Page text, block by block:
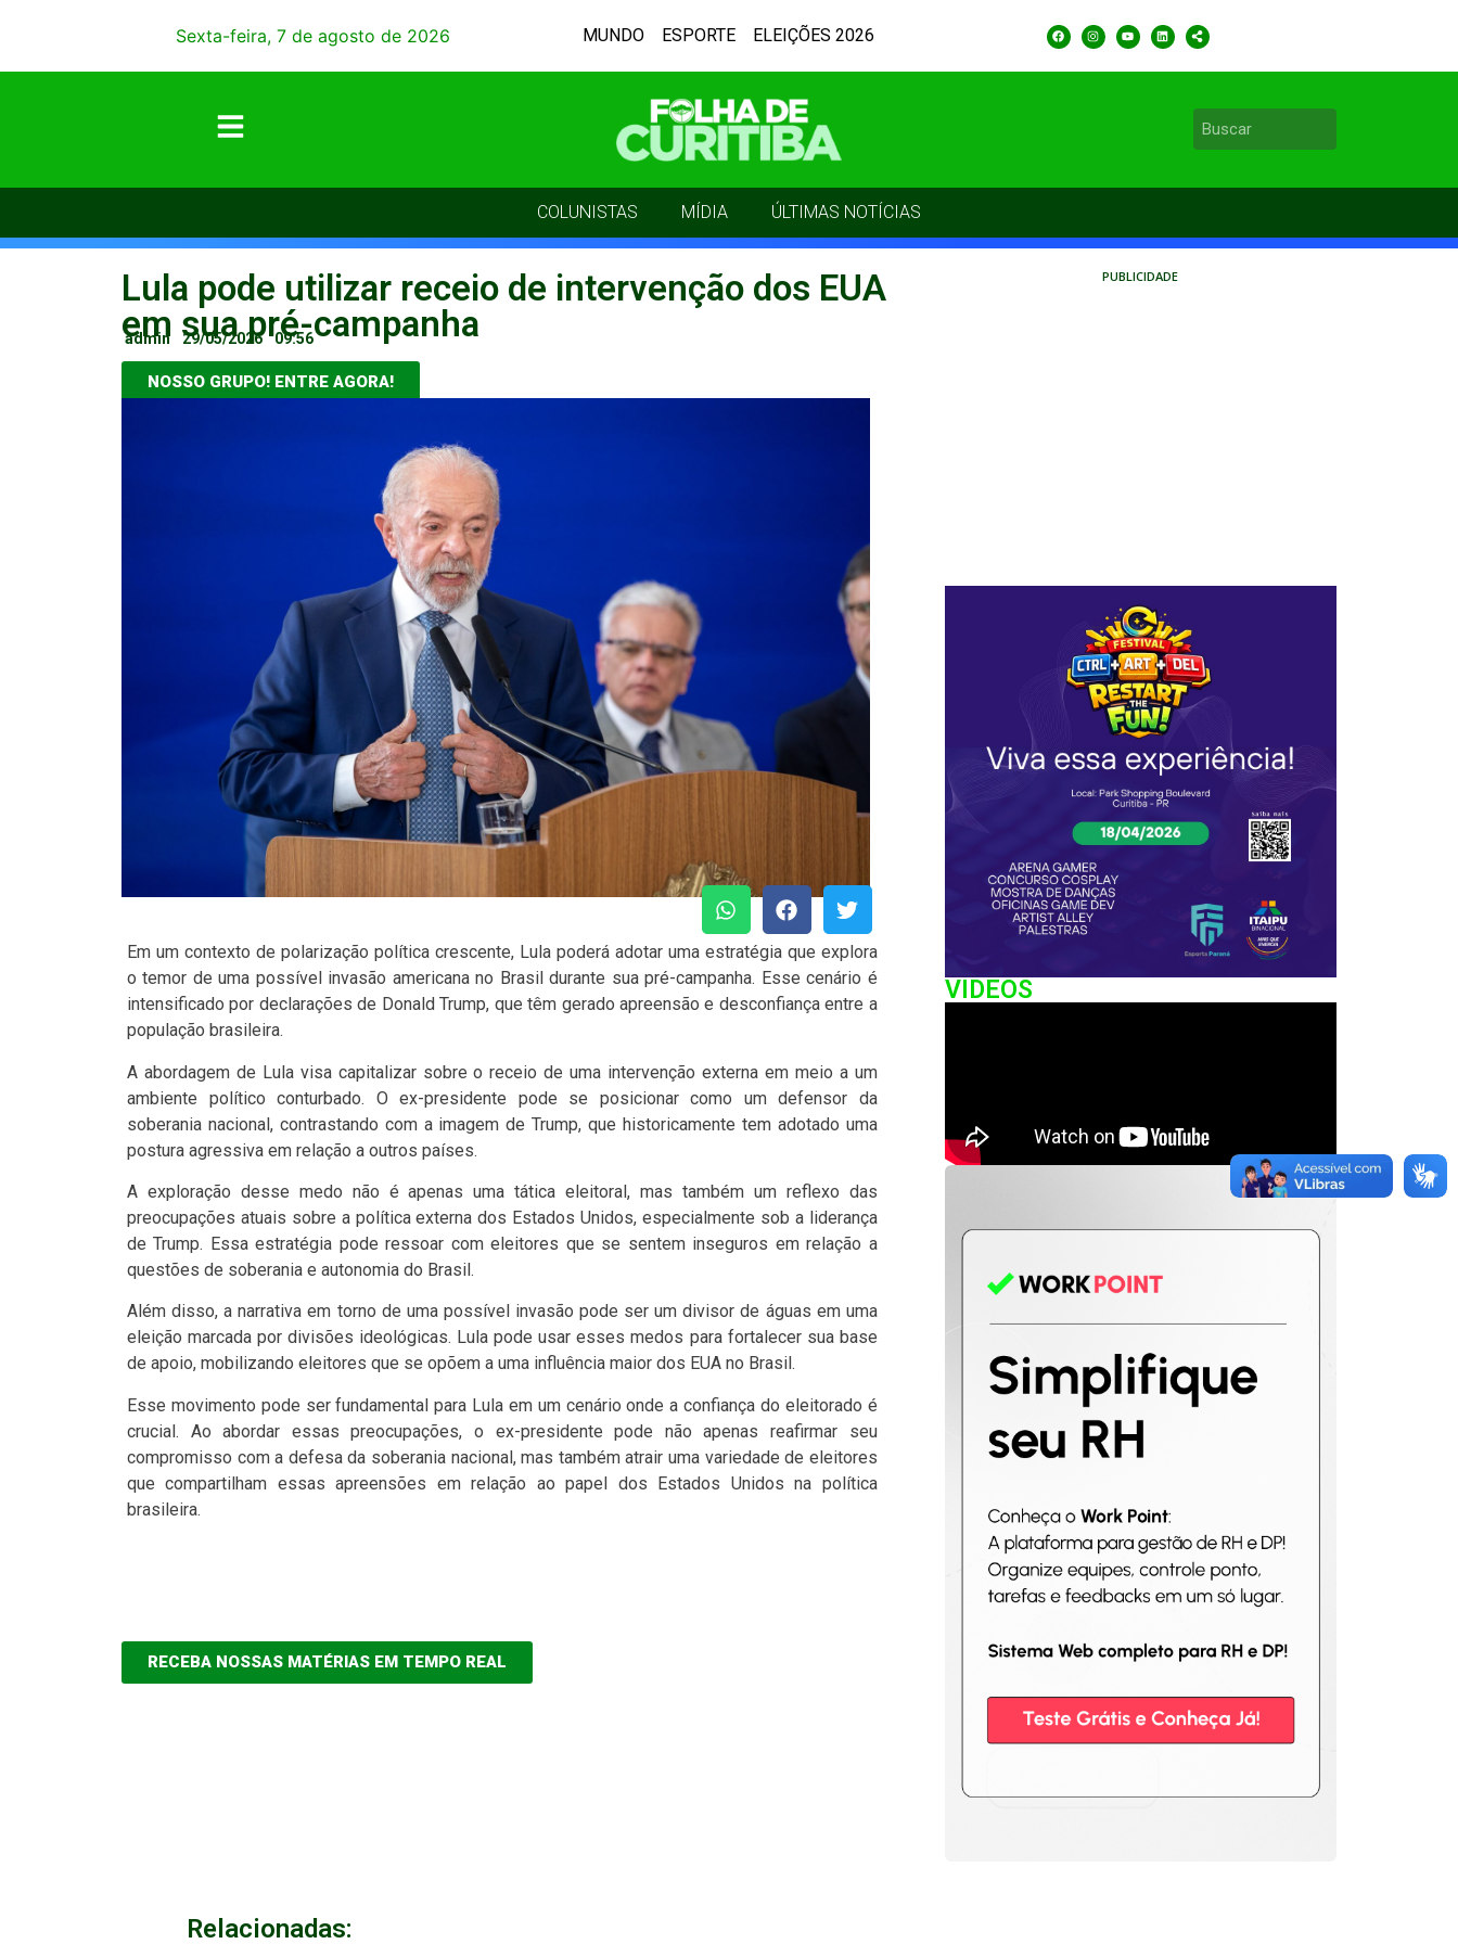
Sexta-feira, 7 de agosto de 2026 MUNDO ESPORTE ELEIÇÕES 2026
COLUNISTAS MÍDIA ÚLTIMAS NOTÍCIAS
Lula pode utilizar receio de intervenção dos EUA
em sua pré-campanha
admin 29/05/2026 09:56
NOSSO GRUPO! ENTRE AGORA!
Em um contexto de polarização política crescente, Lula poderá adotar uma estratégia que explora
o temor de uma possível invasão americana no Brasil durante sua pré-campanha. Esse cenário é
intensificado por declarações de Donald Trump, que têm gerado apreensão e desconfiança entre a
população brasileira.
A abordagem de Lula visa capitalizar sobre o receio de uma intervenção externa em meio a um
ambiente político conturbado. O ex-presidente pode se posicionar como um defensor da
soberania nacional, contrastando com a imagem de Trump, que historicamente tem adotado uma
postura agressiva em relação a outros países.
A exploração desse medo não é apenas uma tática eleitoral, mas também um reflexo das
preocupações atuais sobre a política externa dos Estados Unidos, especialmente sob a liderança
de Trump. Essa estratégia pode ressoar com eleitores que se sentem inseguros em relação a
questões de soberania e autonomia do Brasil.
Além disso, a narrativa em torno de uma possível invasão pode ser um divisor de águas em uma
eleição marcada por divisões ideológicas. Lula pode usar esses medos para fortalecer sua base
de apoio, mobilizando eleitores que se opõem a uma influência maior dos EUA no Brasil.
Esse movimento pode ser fundamental para Lula em um cenário onde a confiança do eleitorado é
crucial. Ao abordar essas preocupações, o ex-presidente pode não apenas reafirmar seu
compromisso com a defesa da soberania nacional, mas também atrair uma variedade de eleitores
que compartilham essas apreensões em relação ao papel dos Estados Unidos na política
brasileira.
RECEBA NOSSAS MATÉRIAS EM TEMPO REAL
PUBLICIDADE
VIDEOS
Relacionadas: